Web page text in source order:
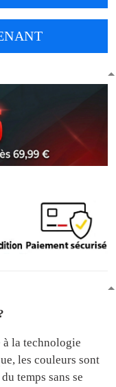
à la technologie
les couleurs sont
temps sans se